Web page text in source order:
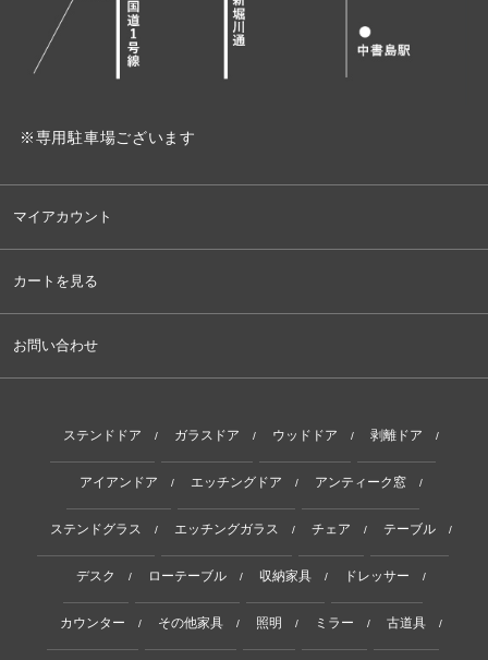
※専用駐車場ございます
マイアカウント
カートを見る
お問い合わせ
ステンドドア / ガラスドア / ウッドドア / 剥離ドア /
アイアンドア / エッチングドア / アンティーク窓 /
ステンドグラス / エッチングガラス / チェア / テーブル /
デスク / ローテーブル / 収納家具 / ドレッサー /
カウンター / その他家具 / 照明 / ミラー / 古道具 /